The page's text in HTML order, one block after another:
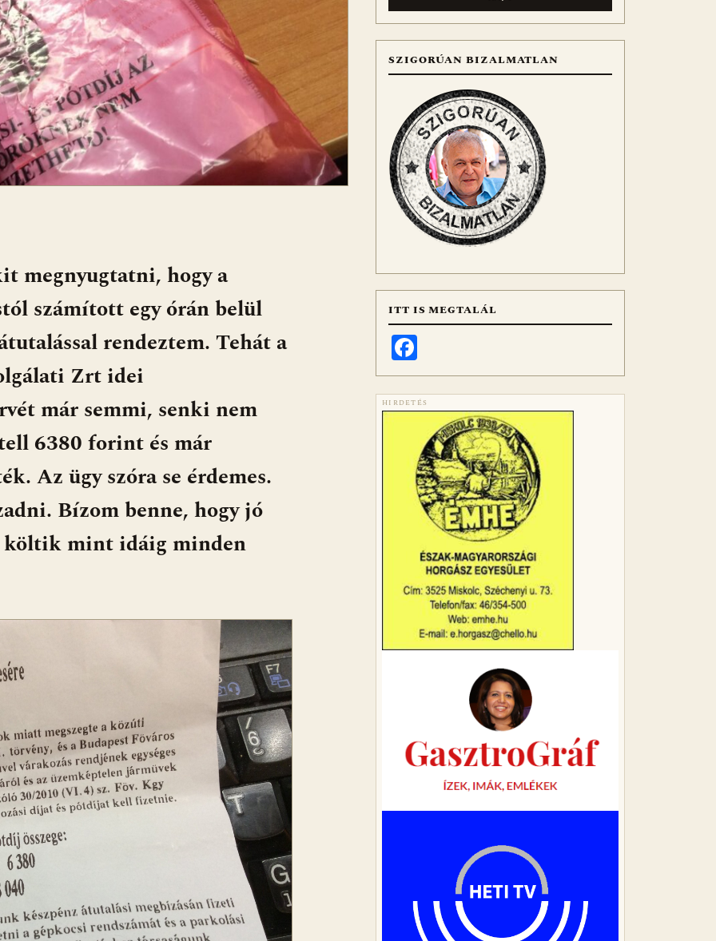
megnyugtatni, hogy a
számított egy órán belül
rendeztem. Tehát a
Zrt idei
már semmi, senki nem
6380 forint és már
Az ügy szóra se érdemes.
Bízom benne, hogy jó
költik mint idáig minden
SZIGORÚAN BIZALMATLAN
ITT IS MEGTALÁL
HIRDETÉS